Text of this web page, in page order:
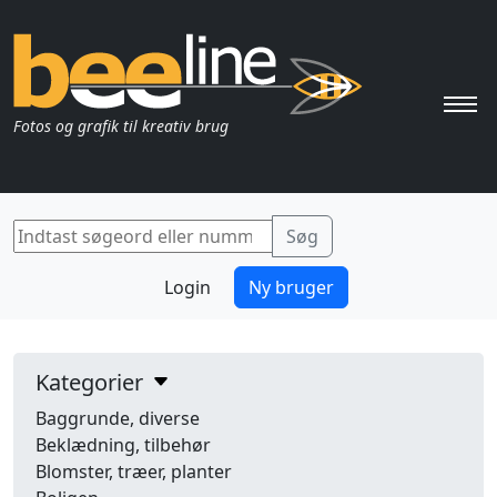
Fotos og grafik til kreativ brug
Login Ny bruger
Kategorier
Baggrunde, diverse
Beklædning, tilbehør
Blomster, træer, planter